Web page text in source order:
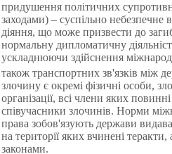
придушення політичних
заходами) – суспільно небезпечне
діяння, що може призвести до
нормальну дипломатичну
ускладнюючи здійснення
також транспортних зв'язків між
злочину є окремі фізичні особи,
організації, всі члени яких
співучасники злочинів. Норми
права зобов'язують держави
на території яких вчинені теракти,
законами.